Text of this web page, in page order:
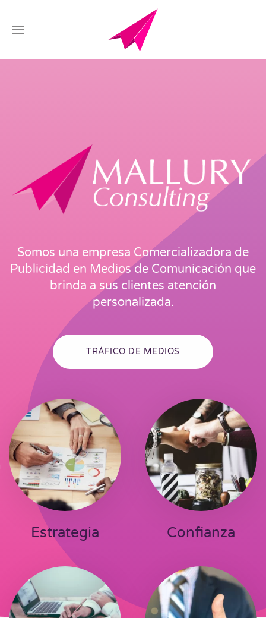
Somos una empresa Comercializadora de
Publicidad en Medios de Comunicación que
brinda a sus clientes atención
personalizada.
TRÁFICO DE MEDIOS
Estrategia Confianza